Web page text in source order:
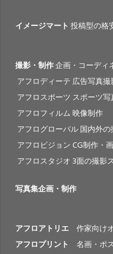
イメージマート 投稿型の格
撮影・制作企画・コーディ
アフロディーテ 広告写真撮
アフロスポーツ スポーツ写
アフロフィルム 映像制作
アフログローバル 国内外
アフロビジョン CG制作・
アフロスタジオ 3面の撮影
写真集企画・制作
アフロアトリエ 作家向け
アフロプリント
名画・ポ